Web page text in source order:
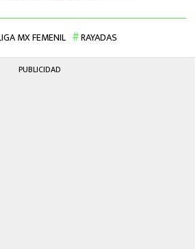
MX FEMENIL RAYADAS
PUBLICIDAD